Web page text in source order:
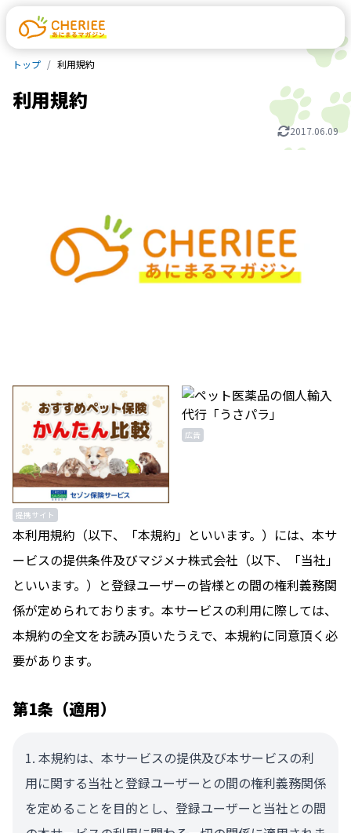
トップ 利用規約
利用規約
2017.06.09
提携サイト
広告
本利用規約（以下、「本規約」といいます。）には、本サ
ービスの提供条件及びマジメナ株式会社（以下、「当社」
といいます。）と登録ユーザーの皆様との間の権利義務関
係が定められております。本サービスの利用に際しては、
本規約の全文をお読み頂いたうえで、本規約に同意頂く必
要があります。
第1条（適用）
本規約は、本サービスの提供及び本サービスの利
用に関する当社と登録ユーザーとの間の権利義務関係
を定めることを目的とし、登録ユーザーと当社との間